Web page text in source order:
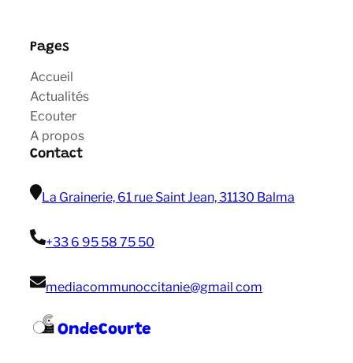
Pages
Accueil
Actualités
Ecouter
A propos
Contact
La Grainerie, 61 rue Saint Jean, 31130 Balma
+33 6 95 58 75 50
mediacommunoccitanie@gmail com
OndeCourte